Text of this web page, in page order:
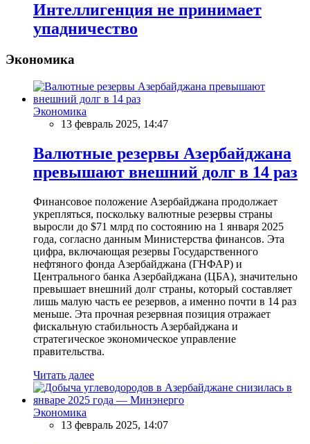
Интеллигенция не принимает
упадничество
Экономика
Экономика
13 февраль 2025, 14:47
Валютные резервы Азербайджана
превышают внешний долг в 14 раз
Финансовое положение Азербайджана продолжает
укрепляться, поскольку валютные резервы страны
выросли до $71 млрд по состоянию на 1 января 2025
года, согласно данным Министерства финансов. Эта
цифра, включающая резервы Государственного
нефтяного фонда Азербайджана (ГНФАР) и
Центрального банка Азербайджана (ЦБА), значительно
превышает внешний долг страны, который составляет
лишь малую часть ее резервов, а именно почти в 14 раз
меньше. Эта прочная резервная позиция отражает
фискальную стабильность Азербайджана и
стратегическое экономическое управление
правительства.
Читать далее
Экономика
13 февраль 2025, 14:07